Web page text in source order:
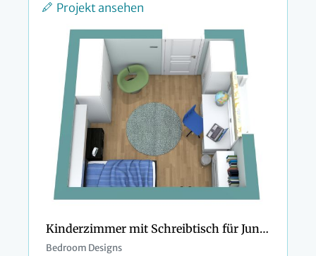
Projekt ansehen
Kinderzimmer mit Schreibtisch für Jungen
Bedroom Designs